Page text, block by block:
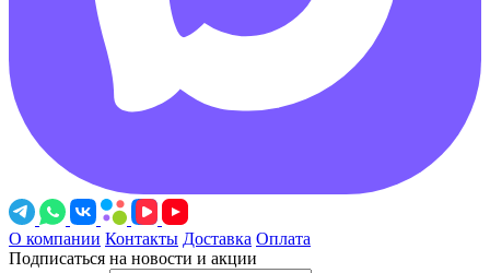
О компании Контакты Доставка Оплата
Подписаться на новости и акции